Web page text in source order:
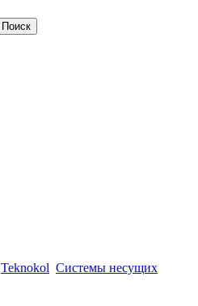
Поиск
Teknokol Системы несущих